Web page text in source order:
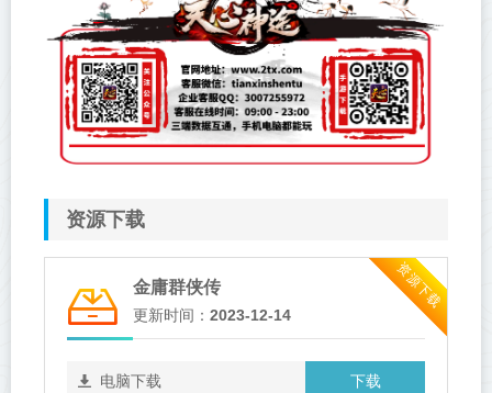
资源下载
资源下载
金庸群侠传
更新时间： 2023-12-14
下载
电脑下载